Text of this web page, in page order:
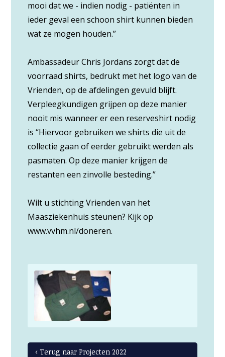
mooi dat we - indien nodig - patiënten in
ieder geval een schoon shirt kunnen bieden
wat ze mogen houden.”
Ambassadeur Chris Jordans zorgt dat de
voorraad shirts, bedrukt met het logo van de
Vrienden, op de afdelingen gevuld blijft.
Verpleegkundigen grijpen op deze manier
nooit mis wanneer er een reserveshirt nodig
is “Hiervoor gebruiken we shirts die uit de
collectie gaan of eerder gebruikt werden als
pasmaten. Op deze manier krijgen de
restanten een zinvolle besteding.”
Wilt u stichting Vrienden van het
Maasziekenhuis steunen? Kijk op
www.vvhm.nl/doneren.
‹ Terug naar Projecten 2022